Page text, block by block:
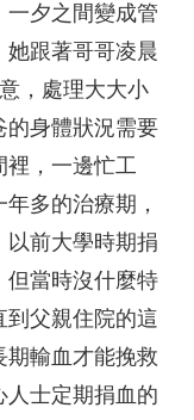
一夕之間變成管
她跟著哥哥凌晨
，處理大大小
的身體狀況需要
裡，一邊忙工
多的治療期，
以前大學時期捐
但當時沒什麼特
到父親住院的這
期輸血才能挽救
人士定期捐血的